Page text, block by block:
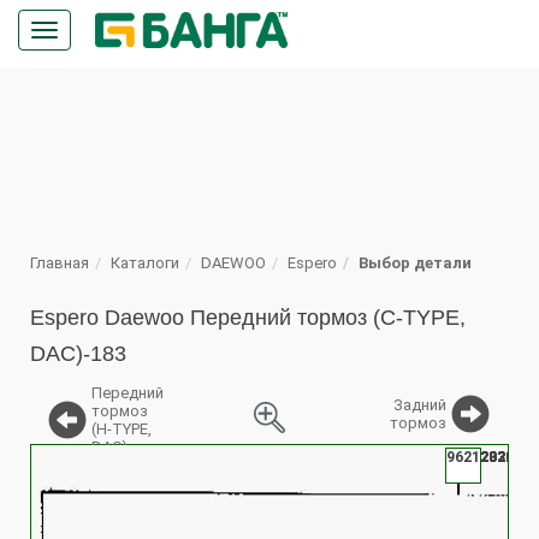
Кнопка
меню
Главная Каталоги DAEWOO Espero Выбор детали
Espero Daewoo Передний тормоз (C-TYPE,
DAC)-183
Передний
тормоз
(H-TYPE,
DAC)
Задний
тормоз
96212029
96212030
96212321
96212322